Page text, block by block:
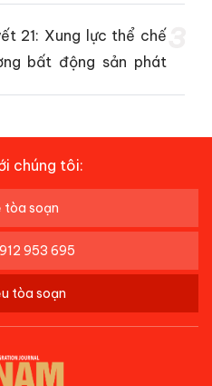
21: Xung lực thể chế
bất động sản phát
chúng tôi:
tòa soạn
953 695
tòa soạn